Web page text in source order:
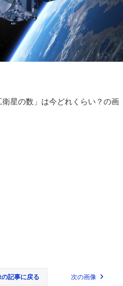
星の数」は今どれくらい？の画
記事に戻る 次の画像